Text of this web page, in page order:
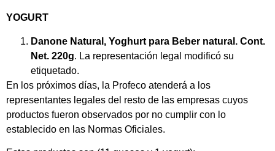
YOGURT
Danone Natural, Yoghurt para Beber natural. Cont.
Net. 220g. La representación legal modificó su
etiquetado.
En los próximos días, la Profeco atenderá a los
representantes legales del resto de las empresas cuyos
productos fueron observados por no cumplir con lo
establecido en las Normas Oficiales.